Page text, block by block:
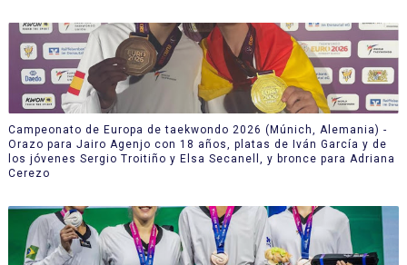
Campeonato de Europa de taekwondo 2026 (Múnich, Alemania) -
Orazo para Jairo Agenjo con 18 años, platas de Iván García y de
los jóvenes Sergio Troitiño y Elsa Secanell, y bronce para Adriana
Cerezo